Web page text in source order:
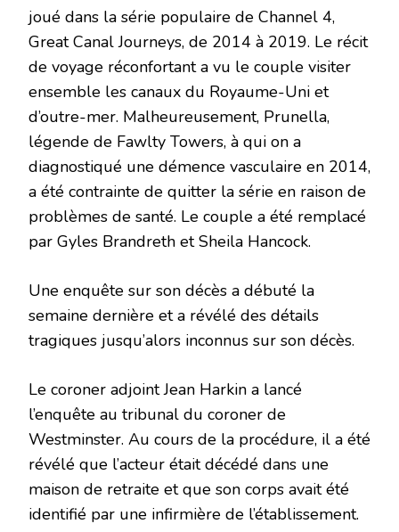
joué dans la série populaire de Channel 4,
Great Canal Journeys, de 2014 à 2019. Le récit
de voyage réconfortant a vu le couple visiter
ensemble les canaux du Royaume-Uni et
d’outre-mer. Malheureusement, Prunella,
légende de Fawlty Towers, à qui on a
diagnostiqué une démence vasculaire en 2014,
a été contrainte de quitter la série en raison de
problèmes de santé. Le couple a été remplacé
par Gyles Brandreth et Sheila Hancock.
Une enquête sur son décès a débuté la
semaine dernière et a révélé des détails
tragiques jusqu’alors inconnus sur son décès.
Le coroner adjoint Jean Harkin a lancé
l’enquête au tribunal du coroner de
Westminster. Au cours de la procédure, il a été
révélé que l’acteur était décédé dans une
maison de retraite et que son corps avait été
identifié par une infirmière de l’établissement.